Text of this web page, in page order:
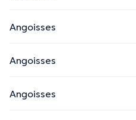
Angoisses
Angoisses
Angoisses